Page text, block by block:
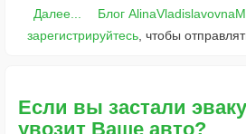
Далее... Блог
зарегистрируйтесь , чтобы
Если вы застали
увозит Ваше авто?